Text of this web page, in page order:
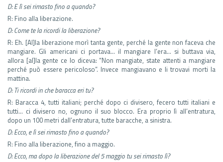
D: E lì sei rimasto fino a quando?
R: Fino alla liberazione.
D: Come te la ricordi la liberazione?
R: Eh. [Al]la liberazione morì tanta gente, perché la gente non faceva che
mangiare. Gli americani ci portava… il mangiare l’era… si buttava via,
allora [al]la gente ce lo diceva: “Non mangiate, state attenti a mangiare
perché può essere pericoloso”. Invece mangiavano e li trovavi morti la
mattina.
D: Ti ricordi in che baracca eri tu?
R: Baracca 4, tutti italiani; perché dopo ci divisero, fecero tutti italiani e
tutti… ci divisero no, ognuno il suo blocco. Era proprio lì all’entratura,
dopo un 100 metri dall’entratura, tutte baracche, a sinistra.
D: Ecco, e lì sei rimasto fino a quando?
R: Fino alla liberazione, fino a maggio.
D: Ecco, ma dopo la liberazione del 5 maggio tu sei rimasto lì?